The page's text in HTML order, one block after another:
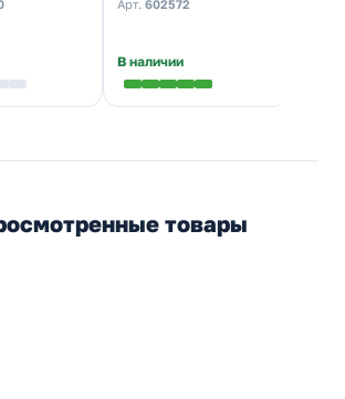
(уп. 30шт)
Арт. 602572
В наличии
товары